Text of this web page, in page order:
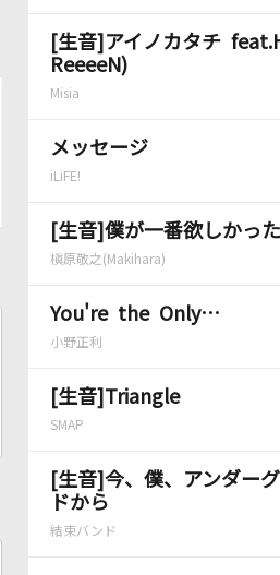
[生音]アイノカタチ
ReeeeN)
Misia
メッセージ
iLiFE!
[生音]僕が一番欲しかっ
槇原敬之(Makihara)
You're the Only…
小野正利
[生音]Triangle
SMAP
[生音]今、僕、アンダー
ドから
結束バンド